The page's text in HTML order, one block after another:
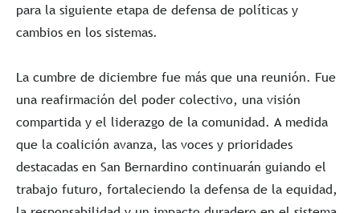
para la siguiente etapa de defensa de políticas y
cambios en los sistemas.
La cumbre de diciembre fue más que una reunión. Fue
una reafirmación del poder colectivo, una visión
compartida y el liderazgo de la comunidad. A medida
que la coalición avanza, las voces y prioridades
destacadas en San Bernardino continuarán guiando el
trabajo futuro, fortaleciendo la defensa de la equidad,